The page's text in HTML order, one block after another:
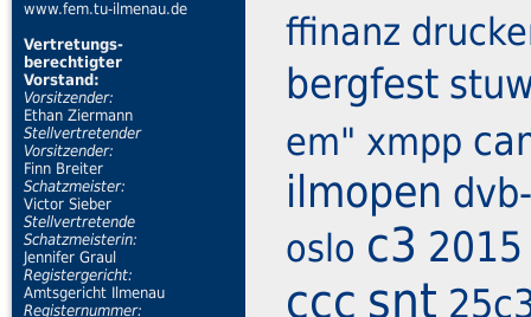
www.fem.tu-ilmenau.de
Vertretungs-
berechtigter
Vorstand:
Vorsitzender:
Ethan Ziermann
Stellvertretender
Vorsitzender:
Finn Breiter
Schatzmeister:
Victor Sieber
Stellvertretende
Schatzmeisterin:
Jennifer Graul
Registergericht:
Amtsgericht Ilmenau
Registernummer:
ffinanz
bergfest
em" xmpp
ilmopen
oslo c3 2015
ccc snt